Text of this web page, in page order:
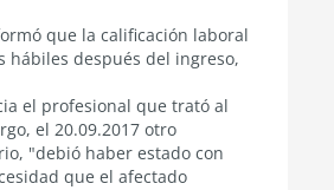
que la calificación laboral
hábiles después del ingreso,
el profesional que trató al
el 20.09.2017 otro
"debió haber estado con
que el afectado